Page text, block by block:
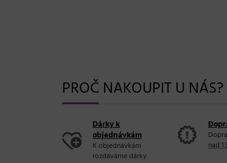
PROČ NAKOUPIT U NÁS?
Dárky k
objednávkám
K objednávkám
rozdáváme dárky.
nad